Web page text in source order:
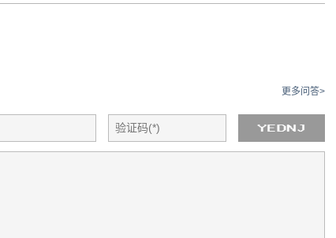
更多问答>